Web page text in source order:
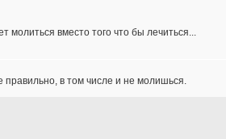
молиться вместо того что бы лечиться...
правильно, в том числе и не молишься.